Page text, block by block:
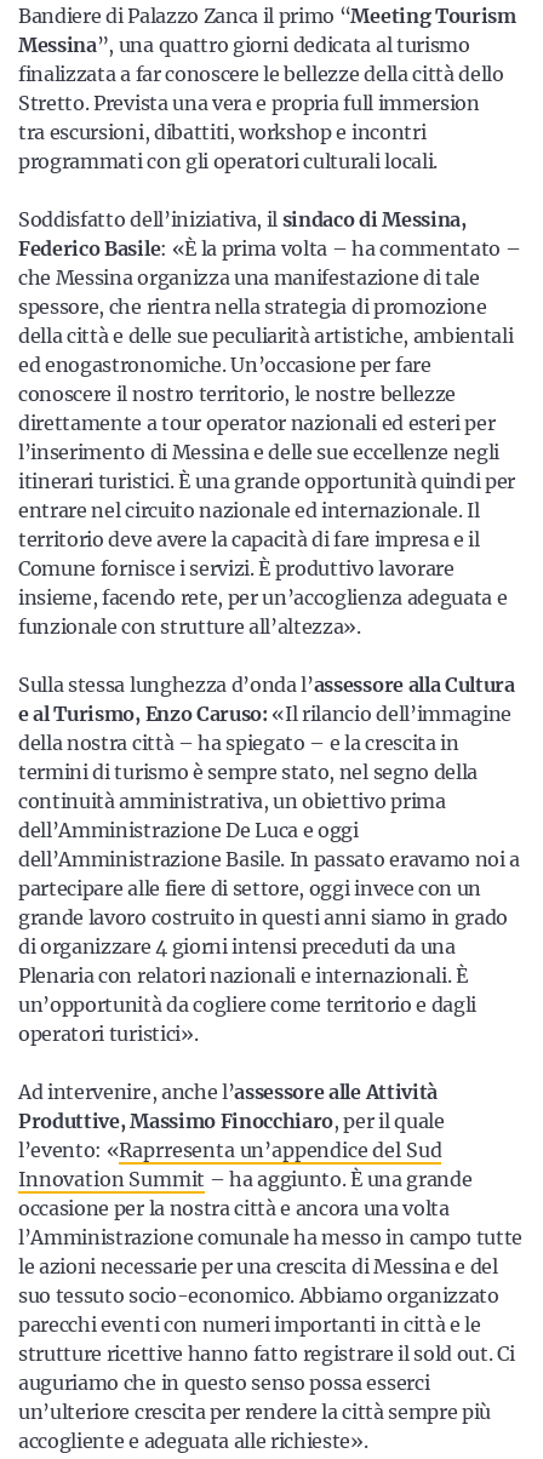
Bandiere di Palazzo Zanca il primo “Meeting Tourism
Messina”, una quattro giorni dedicata al turismo
finalizzata a far conoscere le bellezze della città dello
Stretto. Prevista una vera e propria full immersion
tra escursioni, dibattiti, workshop e incontri
programmati con gli operatori culturali locali.
Soddisfatto dell’iniziativa, il sindaco di Messina,
Federico Basile: «È la prima volta – ha commentato –
che Messina organizza una manifestazione di tale
spessore, che rientra nella strategia di promozione
della città e delle sue peculiarità artistiche, ambientali
ed enogastronomiche. Un’occasione per fare
conoscere il nostro territorio, le nostre bellezze
direttamente a tour operator nazionali ed esteri per
l’inserimento di Messina e delle sue eccellenze negli
itinerari turistici. È una grande opportunità quindi per
entrare nel circuito nazionale ed internazionale. Il
territorio deve avere la capacità di fare impresa e il
Comune fornisce i servizi. È produttivo lavorare
insieme, facendo rete, per un’accoglienza adeguata e
funzionale con strutture all’altezza».
Sulla stessa lunghezza d’onda l’assessore alla Cultura
e al Turismo, Enzo Caruso: «Il rilancio dell’immagine
della nostra città – ha spiegato – e la crescita in
termini di turismo è sempre stato, nel segno della
continuità amministrativa, un obiettivo prima
dell’Amministrazione De Luca e oggi
dell’Amministrazione Basile. In passato eravamo noi a
partecipare alle fiere di settore, oggi invece con un
grande lavoro costruito in questi anni siamo in grado
di organizzare 4 giorni intensi preceduti da una
Plenaria con relatori nazionali e internazionali. È
un’opportunità da cogliere come territorio e dagli
operatori turistici».
Ad intervenire, anche l’assessore alle Attività
Produttive, Massimo Finocchiaro, per il quale
l’evento: «Raprresenta un’appendice del Sud
Innovation Summit – ha aggiunto. È una grande
occasione per la nostra città e ancora una volta
l’Amministrazione comunale ha messo in campo tutte
le azioni necessarie per una crescita di Messina e del
suo tessuto socio-economico. Abbiamo organizzato
parecchi eventi con numeri importanti in città e le
strutture ricettive hanno fatto registrare il sold out. Ci
auguriamo che in questo senso possa esserci
un’ulteriore crescita per rendere la città sempre più
accogliente e adeguata alle richieste».